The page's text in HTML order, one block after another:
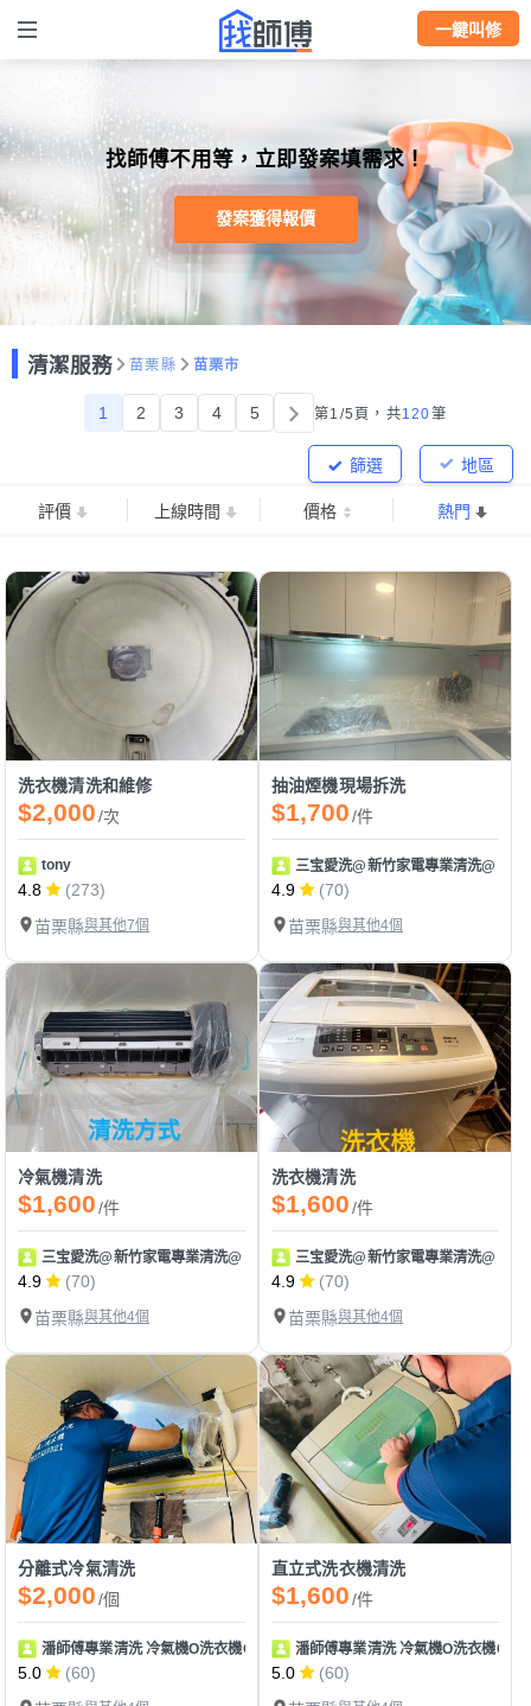
一鍵叫修
找師傅不用等，立即發案填需求！
發案獲得報價
清潔服務 苗栗縣 苗栗市
1 2 3 4 5 第1/5頁， 共120筆
地區
篩選
評價 上線時間 價格 熱門
洗衣機清洗和維修
$2,000/次
tony
4.8
(273)
苗栗縣與其他7個
抽油煙機現場拆洗
$1,700/件
三宝愛洗@新竹家電專業清洗@
4.9
(70)
苗栗縣與其他4個
冷氣機清洗
$1,600/件
三宝愛洗@新竹家電專業清洗@
4.9
(70)
苗栗縣與其他4個
洗衣機清洗
$1,600/件
三宝愛洗@新竹家電專業清洗@
4.9
(70)
苗栗縣與其他4個
分離式冷氣清洗
$2,000/個
潘師傅專業清洗 冷氣機O洗衣機O專業清洗
5.0
(60)
直立式洗衣機清洗
$1,600/件
潘師傅專業清洗 冷氣機O洗衣機O專
5.0
(60)